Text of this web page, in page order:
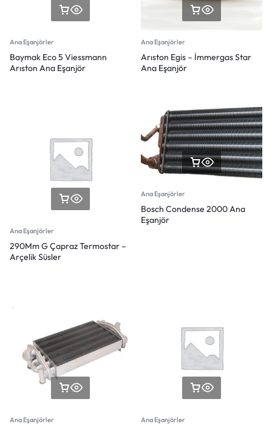
Ana Eşanjörler
Baymak Eco 5 Viessmann
Arıston Ana Eşanjör
Ana Eşanjörler
Arıston Egis – İmmergas Star
Ana Eşanjör
Ana Eşanjörler
290Mm G Çapraz Termostar –
Arçelik Süsler
Ana Eşanjörler
Bosch Condense 2000 Ana
Eşanjör
Ana Eşanjörler Ana Eşanjörler